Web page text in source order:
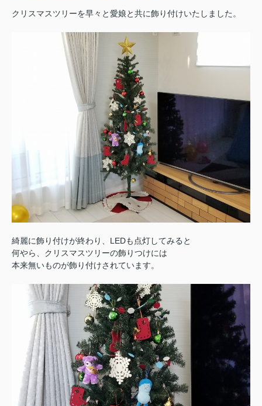
クリスマスツリーを早々と愛娘と共に飾り付けいたしました。
綺麗に飾り付けが終わり、LEDも点灯してみると
何やら、クリスマスツリーの飾りつけには
本来無いものが飾り付けされています。